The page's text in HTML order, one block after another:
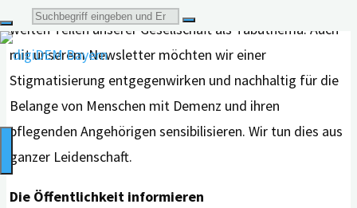
Suche
nach:
Demenzforschung zu berichten. Noch gilt Demenz in
weiten Teilen unserer Gesellschaft als Tabuthema. Auch
mit unserem Newsletter möchten wir einer
Stigmatisierung entgegenwirken und nachhaltig für die
Belange von Menschen mit Demenz und ihren
pflegenden Angehörigen sensibilisieren. Wir tun dies aus
ganzer Leidenschaft.
Die Öffentlichkeit informieren